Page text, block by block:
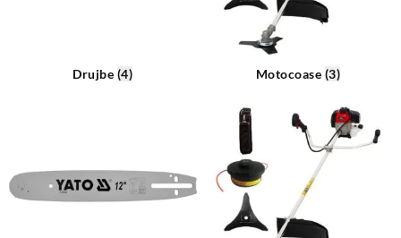
Drujbe (4) Motocoase (3)